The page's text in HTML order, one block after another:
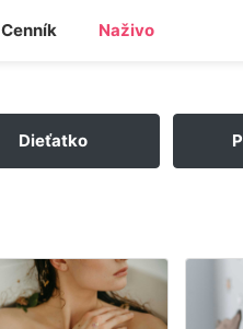
Cenník Naživo
Dieťatko